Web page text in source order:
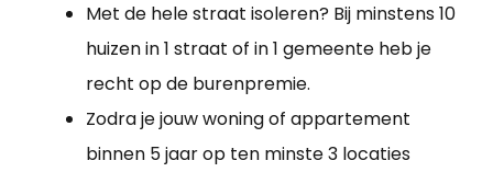
Met de hele straat isoleren? Bij minstens 10
huizen in 1 straat of in 1 gemeente heb je
recht op de burenpremie.
Zodra je jouw woning of appartement
binnen 5 jaar op ten minste 3 locaties